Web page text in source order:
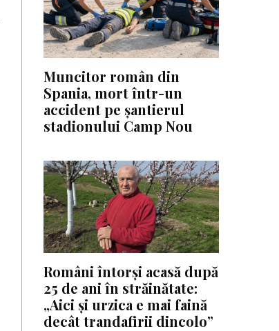
Muncitor român din
Spania, mort într-un
accident pe șantierul
stadionului Camp Nou
Români întorși acasă după
25 de ani în străinătate:
„Aici și urzica e mai faină
decât trandafirii dincolo”